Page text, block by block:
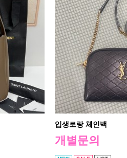
입생로랑 체인백
개별문의